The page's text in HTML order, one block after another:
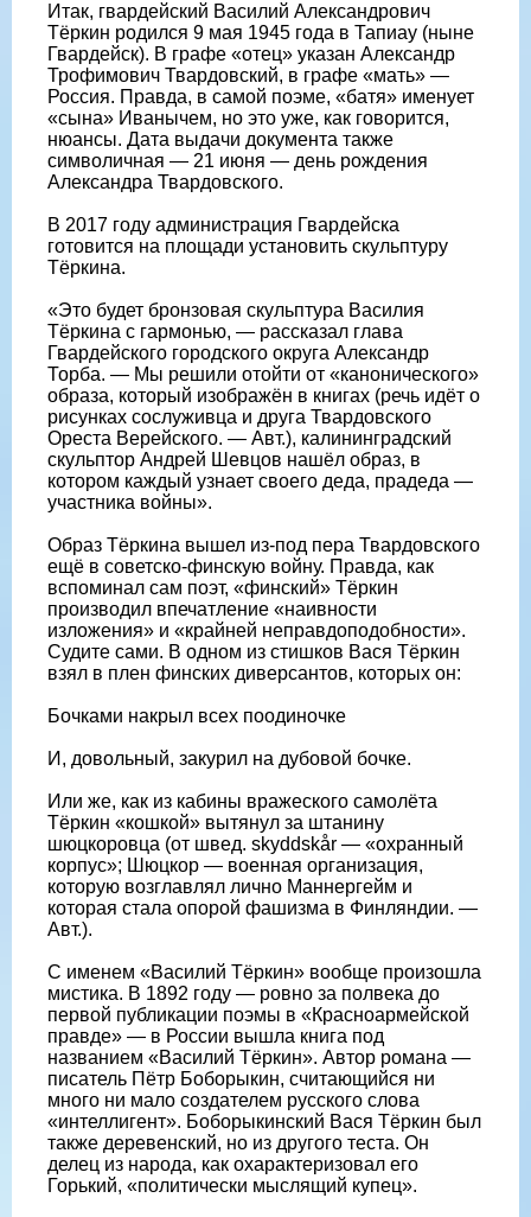
Итак, гвардейский Василий Александрович
Тёркин родился 9 мая 1945 года в Тапиау (ныне
Гвардейск). В графе «отец» указан Александр
Трофимович Твардовский, в графе «мать» —
Россия. Правда, в самой поэме, «батя» именует
«сына» Иванычем, но это уже, как говорится,
нюансы. Дата выдачи документа также
символичная — 21 июня — день рождения
Александра Твардовского.
В 2017 году администрация Гвардейска
готовится на площади установить скульптуру
Тёркина.
«Это будет бронзовая скульптура Василия
Тёркина с гармонью, — рассказал глава
Гвардейского городского округа Александр
Торба. — Мы решили отойти от «канонического»
образа, который изображён в книгах (речь идёт о
рисунках сослуживца и друга Твардовского
Ореста Верейского. — Авт.), калининградский
скульптор Андрей Шевцов нашёл образ, в
котором каждый узнает своего деда, прадеда —
участника войны».
Образ Тёркина вышел из-под пера Твардовского
ещё в советско-финскую войну. Правда, как
вспоминал сам поэт, «финский» Тёркин
производил впечатление «наивности
изложения» и «крайней неправдоподобности».
Судите сами. В одном из стишков Вася Тёркин
взял в плен финских диверсантов, которых он:
Бочками накрыл всех поодиночке
И, довольный, закурил на дубовой бочке.
Или же, как из кабины вражеского самолёта
Тёркин «кошкой» вытянул за штанину
шюцкоровца (от швед. skyddskår — «охранный
корпус»; Шюцкор — военная организация,
которую возглавлял лично Маннергейм и
которая стала опорой фашизма в Финляндии. —
Авт.).
С именем «Василий Тёркин» вообще произошла
мистика. В 1892 году — ровно за полвека до
первой публикации поэмы в «Красноармейской
правде» — в России вышла книга под
названием «Василий Тёркин». Автор романа —
писатель Пётр Боборыкин, считающийся ни
много ни мало создателем русского слова
«интеллигент». Боборыкинский Вася Тёркин был
также деревенский, но из другого теста. Он
делец из народа, как охарактеризовал его
Горький, «политически мыслящий купец».